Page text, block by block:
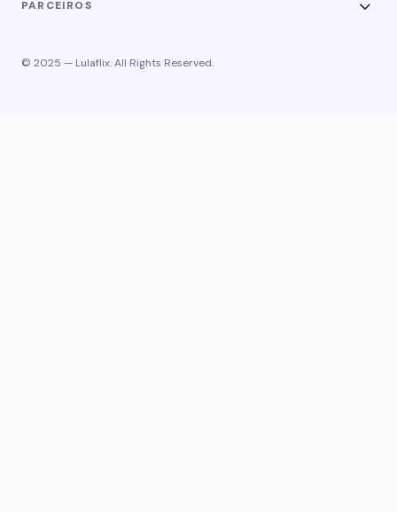
PARCEIROS
© 2025 — Lulaflix. All Rights Reserved.